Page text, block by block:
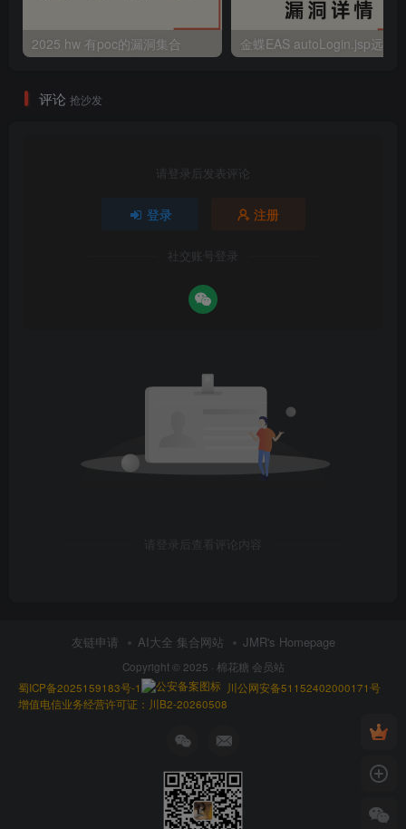
2025 hw 有poc的漏洞集合
评论 抢沙发
请登录后发表评论
登录 注册
社交账号登录
请登录后查看评论内容
友链申请 AI大全 集合网站 JMR's Homepage
Copyright © 2025 · 棉花糖 会员站
蜀ICP备2025159183号-1
川公网安备51152402000171号
增值电信业务经营许可证：川B2-20260508